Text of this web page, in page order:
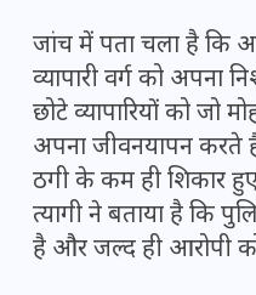
जांच में पता चला है कि
व्यापारी वर्ग को अपना
छोटे व्यापारियों को जो
अपना जीवनयापन करते
ठगी के कम ही शिकार
त्यागी ने बताया है कि
है और जल्द ही आरोपी को